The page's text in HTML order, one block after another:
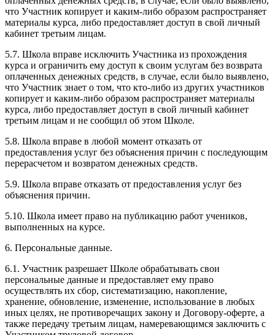
что Участник копирует и каким-либо образом распространяет
материалы курса, либо предоставляет доступ в свой личный
кабинет третьим лицам.
5.7. Школа вправе исключить Участника из прохождения
курса и ограничить ему доступ к своим услугам без возврата
оплаченных денежных средств, в случае, если было выявлено,
что Участник знает о том, что кто-либо из других участников
копирует и каким-либо образом распространяет материалы
курса, либо предоставляет доступ в свой личный кабинет
третьим лицам и не сообщил об этом Школе.
5.8. Школа вправе в любой момент отказать от
предоставления услуг без объяснения причин с последующим
перерасчетом и возвратом денежных средств.
5.9. Школа вправе отказать от предоставления услуг без
объяснения причин.
5.10. Школа имеет право на публикацию работ учеников,
выполненных на курсе.
6. Персональные данные.
6.1. Участник разрешает Школе обрабатывать свои
персональные данные и предоставляет ему право
осуществлять их сбор, систематизацию, накопление,
хранение, обновление, изменение, использование в любых
иных целях, не противоречащих закону и Договору-оферте, а
также передачу третьим лицам, намеревающимся заключить с